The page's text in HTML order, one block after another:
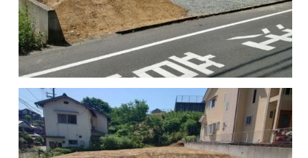
購
入
の
事
な
ら
株
式
建
築
の
動
サ
イ
で